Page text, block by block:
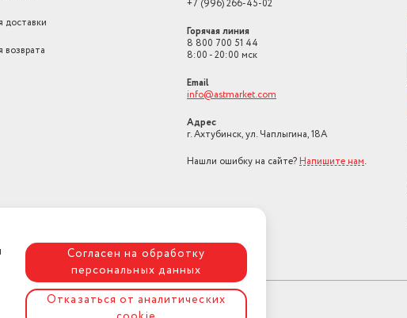
доставки
возврата
+7 (996) 266-45-02
Горячая линия
8 800 700 51 44
8:00 - 20:00 мск
Email
info@astmarket.com
Адрес
г. Ахтубинск, ул. Чаплыгина, 18А
Нашли ошибку на сайте? Напишите нам.
Согласен на обработку
персональных данных
Отказаться от аналитических